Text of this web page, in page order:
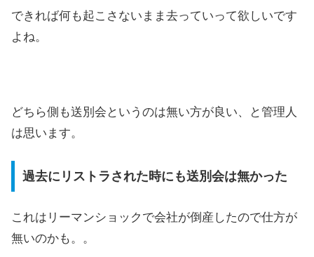
できれば何も起こさないまま去っていって欲しいです
よね。
どちら側も送別会というのは無い方が良い、と管理人
は思います。
過去にリストラされた時にも送別会は無かった
これはリーマンショックで会社が倒産したので仕方が
無いのかも。。